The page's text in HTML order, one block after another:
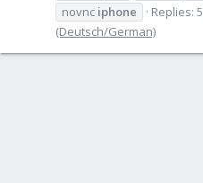
novnc iphone Replies: 5
(Deutsch/German)